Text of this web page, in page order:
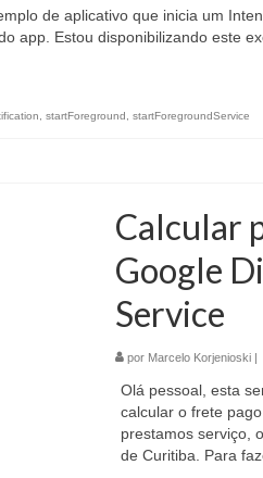
de aplicativo que inicia um
app. Estou disponibilizando este
startForeground startForegroundService
Calcular
Google
Service
por Marcelo Korjenioski|
Olá pessoal, esta
calcular o frete
prestamos serviço,
de Curitiba. Para